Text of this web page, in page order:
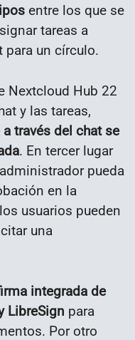
entre los que se
tareas a
para un círculo.
Nextcloud Hub 22
y las tareas,
través del chat se
. En tercer lugar
pueda
en la
usuarios pueden
una
integrada de
LibreSign para
Por otro